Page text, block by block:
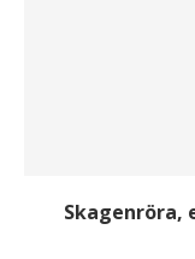
Skagenröra,